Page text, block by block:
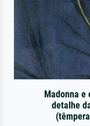
Madonna e
detalhe